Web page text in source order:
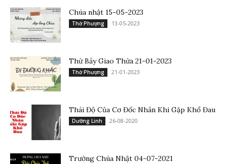
Chúa nhật 15-05-2023
Thờ Phượng 13-05-2023
Thứ Bảy Giao Thừa 21-01-2023
Thờ Phượng 21-01-2023
Thái Độ Của Cơ Đốc Nhân Khi Gặp Khổ Đau
Dưỡng Linh 26-08-2020
Trường Chúa Nhật 04-07-2021